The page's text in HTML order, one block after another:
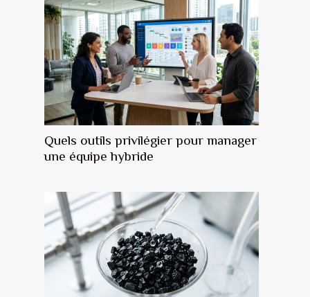
Quels outils privilégier pour manager
une équipe hybride